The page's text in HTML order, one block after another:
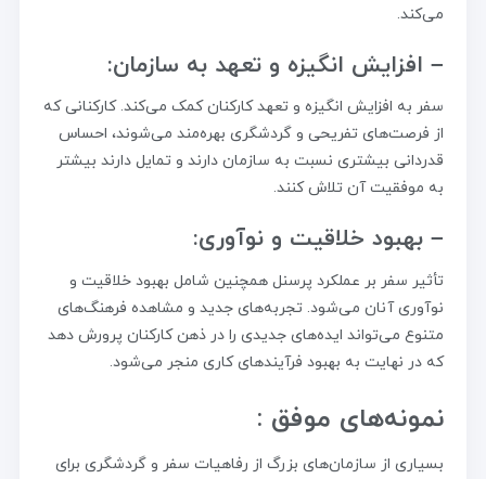
می‌کند.
– افزایش انگیزه و تعهد به سازمان:
سفر به افزایش انگیزه و تعهد کارکنان کمک می‌کند. کارکنانی که
از فرصت‌های تفریحی و گردشگری بهره‌مند می‌شوند، احساس
قدردانی بیشتری نسبت به سازمان دارند و تمایل دارند بیشتر
به موفقیت آن تلاش کنند.
– بهبود خلاقیت و نوآوری:
تأثیر سفر بر عملکرد پرسنل همچنین شامل بهبود خلاقیت و
نوآوری آنان می‌شود. تجربه‌های جدید و مشاهده فرهنگ‌های
متنوع می‌تواند ایده‌های جدیدی را در ذهن کارکنان پرورش دهد
که در نهایت به بهبود فرآیندهای کاری منجر می‌شود.
نمونه‌های موفق :
بسیاری از سازمان‌های بزرگ از رفاهیات سفر و گردشگری برای